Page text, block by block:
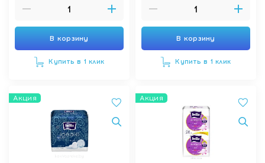
В корзину
Купить в 1 клик
В корзину
Купить в 1 клик
Акция Акция